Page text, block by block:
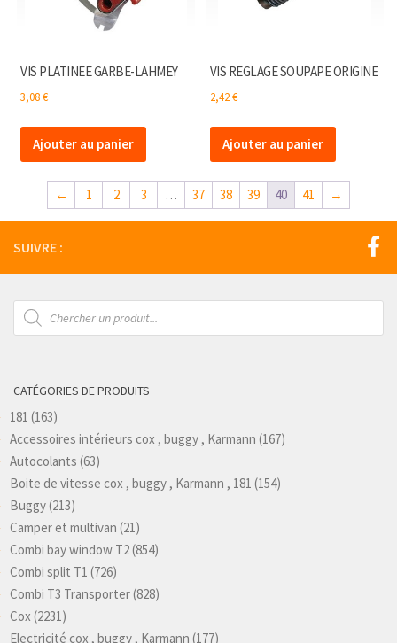
VIS PLATINEE GARBE-LAHMEY
3,08€
Ajouter au panier
VIS REGLAGE SOUPAPE ORIGINE
2,42€
Ajouter au panier
← 1 2 3 … 37 38 39 40 41 →
SUIVRE :
Recherche
de
produits
CATÉGORIES DE PRODUITS
181 (163)
Accessoires intérieurs cox , buggy , Karmann (167)
Autocolants (63)
Boite de vitesse cox , buggy , Karmann , 181 (154)
Buggy(213)
Camper et multivan (21)
Combi bay window T2(854)
Combi split T1 (726)
Combi T3 Transporter(828)
Cox(2231)
Electricité cox , buggy , Karmann (177)